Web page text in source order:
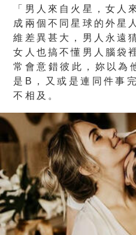
「男人來自火星，女人
成兩個不同星球的外星
維差異甚大，男人永遠
女人也搞不懂男人腦袋
常會意錯彼此，妳以為
是B，又或是連同件事
不相及。